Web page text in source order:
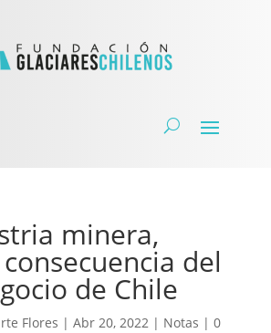
minera,
del
de Chile
Flores | Abr 20, 2022| Notas | 0